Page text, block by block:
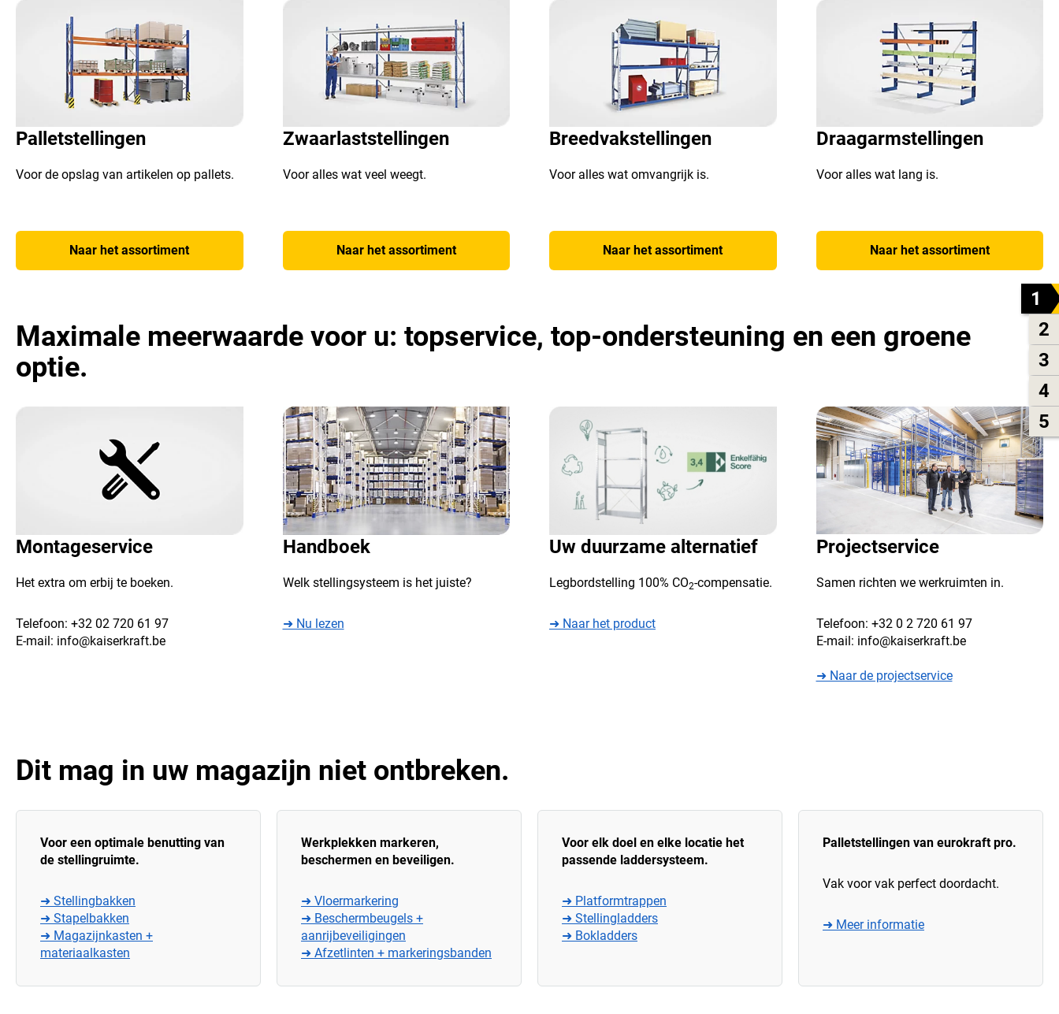
1
2
3
4
5
Palletstellingen
Voor de opslag van artikelen op pallets.
Naar het assortiment
Zwaarlaststellingen
Voor alles wat veel weegt.
Naar het assortiment
Breedvakstellingen
Voor alles wat omvangrijk is.
Naar het assortiment
Draagarmstellingen
Voor alles wat lang is.
Naar het assortiment
Maximale meerwaarde voor u: topservice, top-ondersteuning en een groene
optie.
Montageservice
Het extra om erbij te boeken.
Telefoon: +32 02 720 61 97
E-mail: info@kaiserkraft.be
Handboek
Welk stellingsysteem is het juiste?
➜ Nu lezen
Uw duurzame alternatief
Legbordstelling 100% CO2-compensatie.
➜ Naar het product
Projectservice
Samen richten we werkruimten in.
Telefoon: +32 0 2 720 61 97
E-mail: info@kaiserkraft.be
➜ Naar de projectservice
Dit mag in uw magazijn niet ontbreken.
Voor een optimale benutting van
de stellingruimte.
➜ Stellingbakken
➜ Stapelbakken
➜ Magazijnkasten +
materiaalkasten
Werkplekken markeren,
beschermen en beveiligen.
➜ Vloermarkering
➜ Beschermbeugels +
aanrijbeveiligingen
➜ Afzetlinten + markeringsbanden
Voor elk doel en elke locatie het
passende laddersysteem.
➜ Platformtrappen
➜ Stellingladders
➜ Bokladders
Palletstellingen van eurokraft pro.
Vak voor vak perfect doordacht.
➜ Meer informatie